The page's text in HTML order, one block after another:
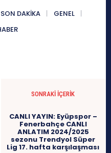
SON DAKIKA
GENEL
SONRAKI İÇERIK
CANLI YAYIN: Eyüpspor –
Fenerbahçe CANLI
ANLATIM 2024/2025
sezonu Trendyol Süper
Lig 17. hafta karşılaşması